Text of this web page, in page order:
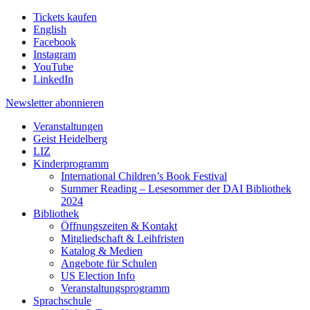
Tickets kaufen
English
Facebook
Instagram
YouTube
LinkedIn
Newsletter abonnieren
Veranstaltungen
Geist Heidelberg
LIZ
Kinderprogramm
International Children’s Book Festival
Summer Reading – Lesesommer der DAI Bibliothek
2024
Bibliothek
Öffnungszeiten & Kontakt
Mitgliedschaft & Leihfristen
Katalog & Medien
Angebote für Schulen
US Election Info
Veranstaltungsprogramm
Sprachschule